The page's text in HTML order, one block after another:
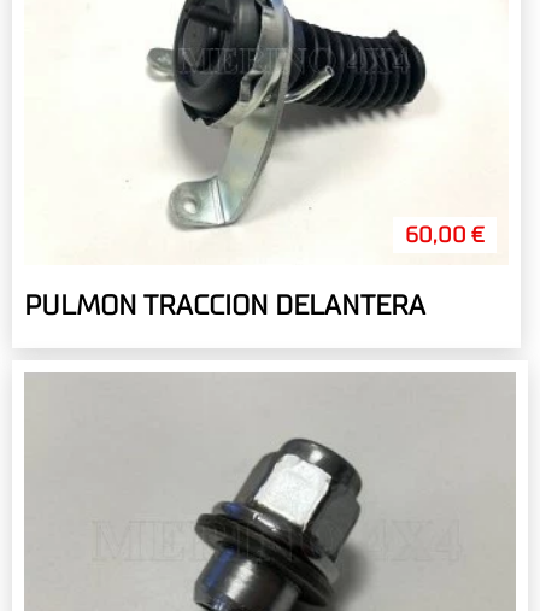
60,00 €
PULMON TRACCION DELANTERA